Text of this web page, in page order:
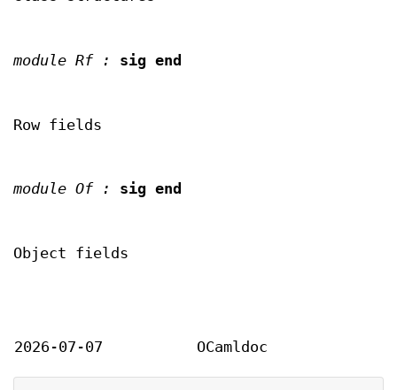
module Rf : sig end
Row fields
module Of : sig end
Object fields
2026-07-07 OCamldoc